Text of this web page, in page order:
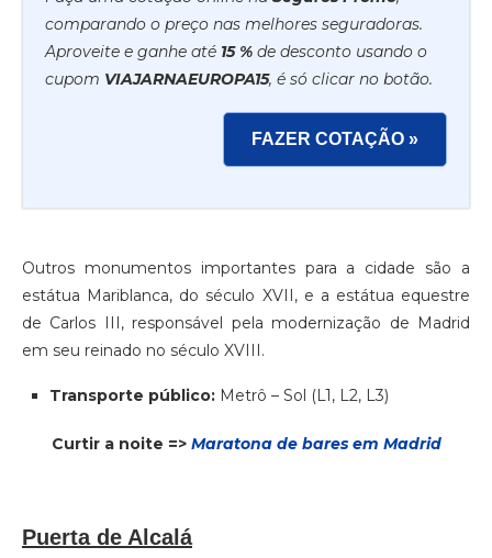
comparando o preço nas melhores seguradoras.
Aproveite e ganhe até 15 % de desconto usando o
cupom VIAJARNAEUROPA15, é só clicar no botão.
FAZER COTAÇÃO »
Outros monumentos importantes para a cidade são a
estátua Mariblanca, do século XVII, e a estátua equestre
de Carlos III, responsável pela modernização de Madrid
em seu reinado no século XVIII.
Transporte público: Metrô – Sol (L1, L2, L3)
Curtir a noite => Maratona de bares em Madrid
Puerta de Alcalá